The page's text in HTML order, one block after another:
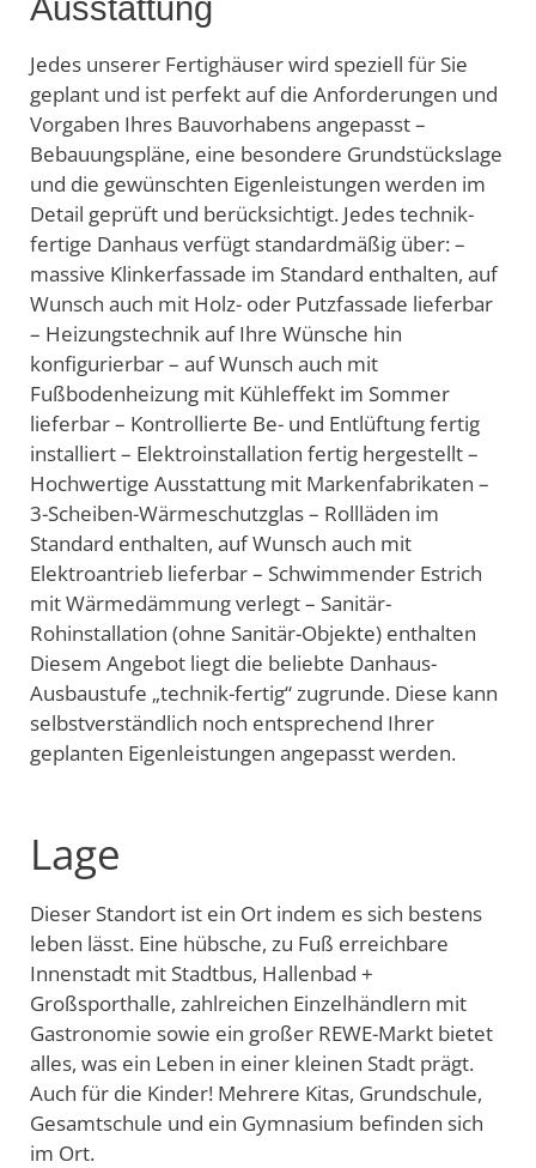
Ausstattung
Jedes unserer Fertighäuser wird speziell für Sie
geplant und ist perfekt auf die Anforderungen und
Vorgaben Ihres Bauvorhabens angepasst –
Bebauungspläne, eine besondere Grundstückslage
und die gewünschten Eigenleistungen werden im
Detail geprüft und berücksichtigt. Jedes technik-
fertige Danhaus verfügt standardmäßig über: –
massive Klinkerfassade im Standard enthalten, auf
Wunsch auch mit Holz- oder Putzfassade lieferbar
– Heizungstechnik auf Ihre Wünsche hin
konfigurierbar – auf Wunsch auch mit
Fußbodenheizung mit Kühleffekt im Sommer
lieferbar – Kontrollierte Be- und Entlüftung fertig
installiert – Elektroinstallation fertig hergestellt –
Hochwertige Ausstattung mit Markenfabrikaten –
3-Scheiben-Wärmeschutzglas – Rollläden im
Standard enthalten, auf Wunsch auch mit
Elektroantrieb lieferbar – Schwimmender Estrich
mit Wärmedämmung verlegt – Sanitär-
Rohinstallation (ohne Sanitär-Objekte) enthalten
Diesem Angebot liegt die beliebte Danhaus-
Ausbaustufe „technik-fertig“ zugrunde. Diese kann
selbstverständlich noch entsprechend Ihrer
geplanten Eigenleistungen angepasst werden.
Lage
Dieser Standort ist ein Ort indem es sich bestens
leben lässt. Eine hübsche, zu Fuß erreichbare
Innenstadt mit Stadtbus, Hallenbad +
Großsporthalle, zahlreichen Einzelhändlern mit
Gastronomie sowie ein großer REWE-Markt bietet
alles, was ein Leben in einer kleinen Stadt prägt.
Auch für die Kinder! Mehrere Kitas, Grundschule,
Gesamtschule und ein Gymnasium befinden sich
im Ort.